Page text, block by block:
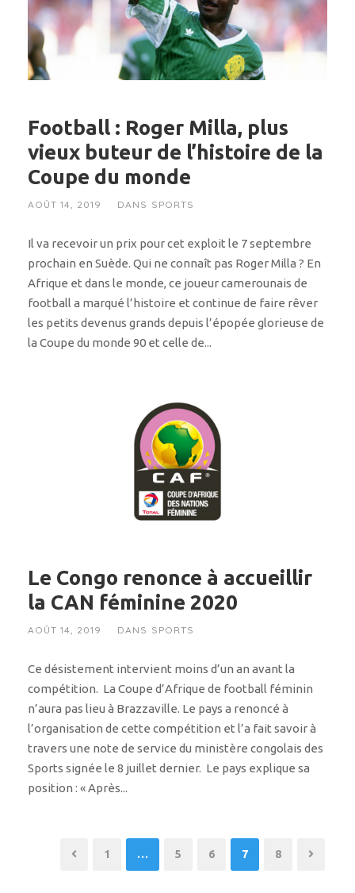
Football : Roger Milla, plus
vieux buteur de l’histoire de la
Coupe du monde
AOÛT 14, 2019 DANS SPORTS
Il va recevoir un prix pour cet exploit le 7 septembre
prochain en Suède. Qui ne connaît pas Roger Milla ? En
Afrique et dans le monde, ce joueur camerounais de
football a marqué l’histoire et continue de faire rêver
les petits devenus grands depuis l’épopée glorieuse de
la Coupe du monde 90 et celle de...
Le Congo renonce à accueillir
la CAN féminine 2020
AOÛT 14, 2019 DANS SPORTS
Ce désistement intervient moins d’un an avant la
compétition. La Coupe d’Afrique de football féminin
n’aura pas lieu à Brazzaville. Le pays a renoncé à
l’organisation de cette compétition et l’a fait savoir à
travers une note de service du ministère congolais des
Sports signée le 8 juillet dernier. Le pays explique sa
position : « Après...
1 … 5 6 7 8